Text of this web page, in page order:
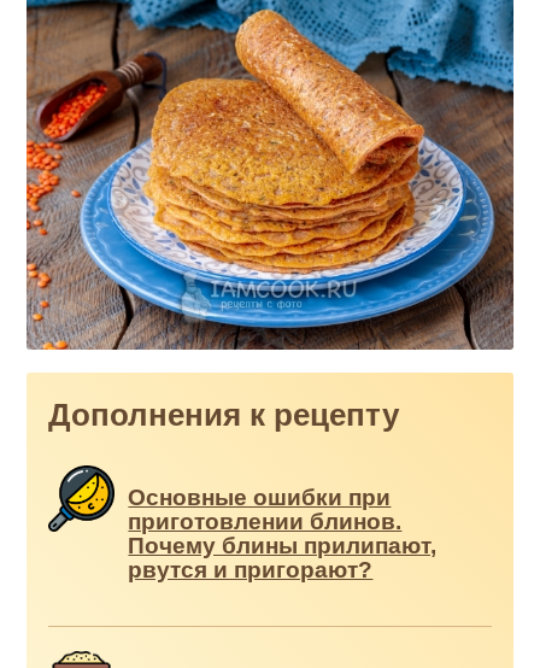
Дополнения к рецепту
Основные ошибки при
приготовлении блинов.
Почему блины прилипают,
рвутся и пригорают?